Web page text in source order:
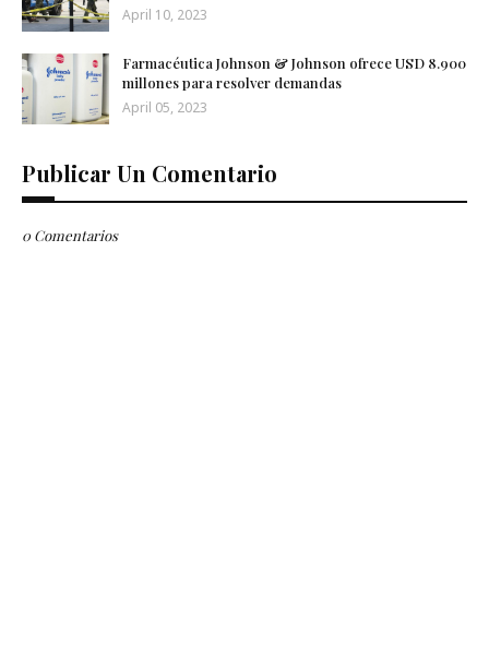
April 10, 2023
Farmacéutica Johnson & Johnson ofrece USD 8.900
millones para resolver demandas
April 05, 2023
Publicar Un Comentario
0 Comentarios